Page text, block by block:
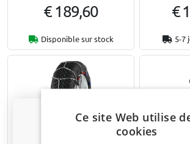
€ 189,60
Disponible sur stock
€
5-7
Ce site Web utilise
cookies